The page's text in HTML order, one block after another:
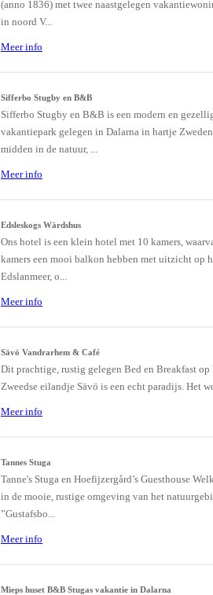
(anno 1836) met twee naastgelegen
in noord V...
Meer info
Sifferbo Stugby en B&B
Sifferbo Stugby en B&B is een modern en
vakantiepark gelegen in Dalarna in hartje
midden in de natuur, ...
Meer info
Edsleskogs Wärdshus
Ons hotel is een klein hotel met 10 kamers,
kamers een mooi balkon hebben met uitzicht op
Edslanmeer, o...
Meer info
Sävö Vandrarhem & Café
Dit prachtige, rustig gelegen Bed en Breakfast op
Zweedse eilandje Sävö is een echt paradijs. Het
Meer info
Tannes Stuga
Tanne's Stuga en Hoefijzergård’s Guesthouse
in de mooie, rustige omgeving van het
”Gustafsbo...
Meer info
Mieps huset B&B Stugas vakantie in Dalarna